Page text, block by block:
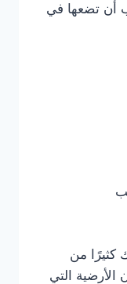
أن تضعها في
كثيرًا من
التي